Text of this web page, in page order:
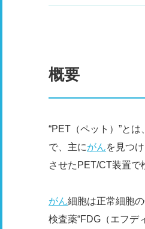
概要
“PET（ペット）”と
で、主にがんを見つ
させたPET/CT装置
がん細胞は正常細胞
検査薬“FDG（エフデ